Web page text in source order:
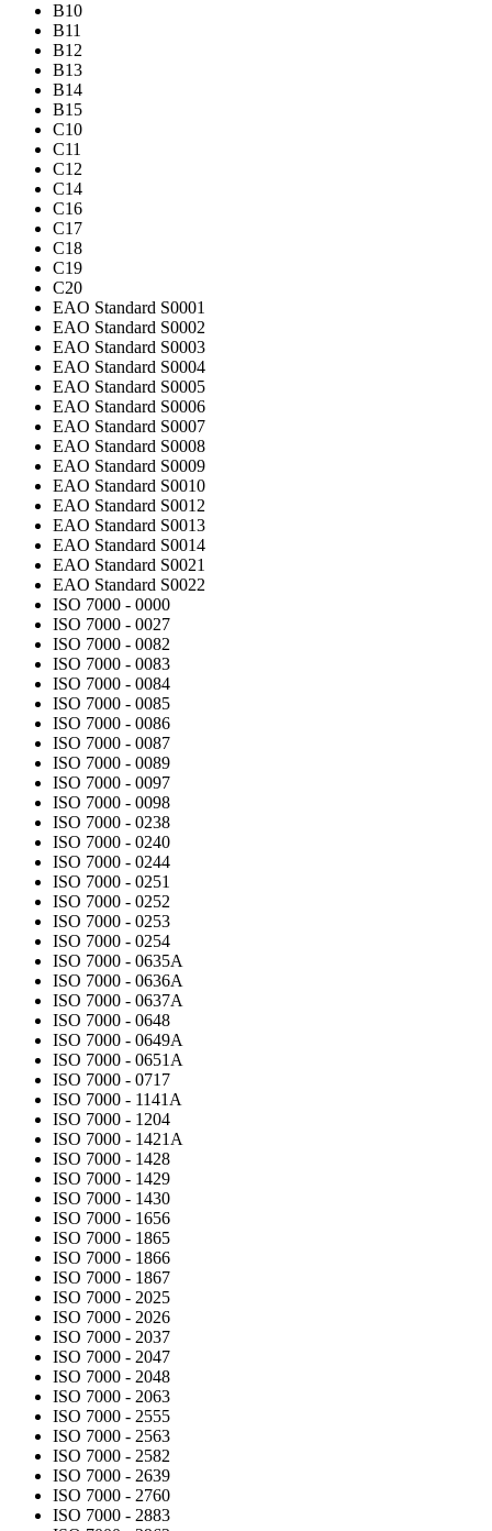
B10
B11
B12
B13
B14
B15
C10
C11
C12
C14
C16
C17
C18
C19
C20
EAO Standard S0001
EAO Standard S0002
EAO Standard S0003
EAO Standard S0004
EAO Standard S0005
EAO Standard S0006
EAO Standard S0007
EAO Standard S0008
EAO Standard S0009
EAO Standard S0010
EAO Standard S0012
EAO Standard S0013
EAO Standard S0014
EAO Standard S0021
EAO Standard S0022
ISO 7000 - 0000
ISO 7000 - 0027
ISO 7000 - 0082
ISO 7000 - 0083
ISO 7000 - 0084
ISO 7000 - 0085
ISO 7000 - 0086
ISO 7000 - 0087
ISO 7000 - 0089
ISO 7000 - 0097
ISO 7000 - 0098
ISO 7000 - 0238
ISO 7000 - 0240
ISO 7000 - 0244
ISO 7000 - 0251
ISO 7000 - 0252
ISO 7000 - 0253
ISO 7000 - 0254
ISO 7000 - 0635A
ISO 7000 - 0636A
ISO 7000 - 0637A
ISO 7000 - 0648
ISO 7000 - 0649A
ISO 7000 - 0651A
ISO 7000 - 0717
ISO 7000 - 1141A
ISO 7000 - 1204
ISO 7000 - 1421A
ISO 7000 - 1428
ISO 7000 - 1429
ISO 7000 - 1430
ISO 7000 - 1656
ISO 7000 - 1865
ISO 7000 - 1866
ISO 7000 - 1867
ISO 7000 - 2025
ISO 7000 - 2026
ISO 7000 - 2037
ISO 7000 - 2047
ISO 7000 - 2048
ISO 7000 - 2063
ISO 7000 - 2555
ISO 7000 - 2563
ISO 7000 - 2582
ISO 7000 - 2639
ISO 7000 - 2760
ISO 7000 - 2883